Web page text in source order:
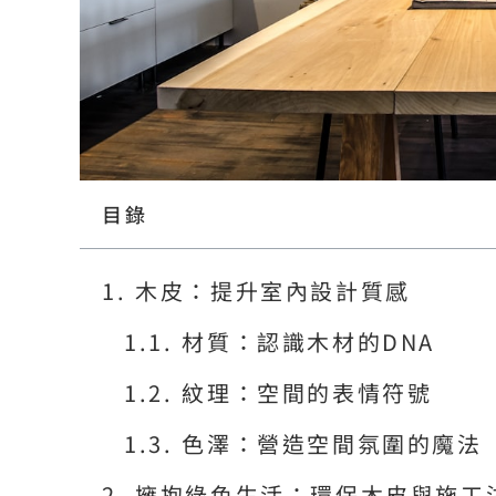
目錄
木皮：提升室內設計質感
材質：認識木材的DNA
紋理：空間的表情符號
色澤：營造空間氛圍的魔法